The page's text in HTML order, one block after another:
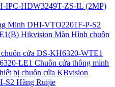
IPC-HDW3249T-ZS-IL (2MP)
Minh DHI-VTO2201F-P-S2
Hikvision Màn Hình chuôn
cửa DS-KH6320-WTE1
LE1 Chuôn cửa thông minh
bị chuôn cửa KBvision
S2 Hãng Ruijie